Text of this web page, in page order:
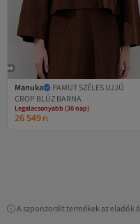
Manuka
PAMUT SZÉLES UJJÚ
CROP BLÚZ BARNA
Legalacsonyabb (30 nap)
Ingyenes szállítás
Legalacsonyabb (30 nap)
26 549 Ft
A szponzorált termékek az